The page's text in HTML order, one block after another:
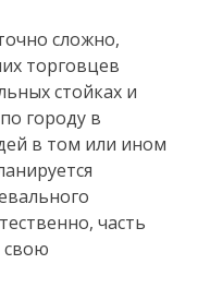
сложно,
торговцев
стойках и
городу в
в том или ином
часть
свою